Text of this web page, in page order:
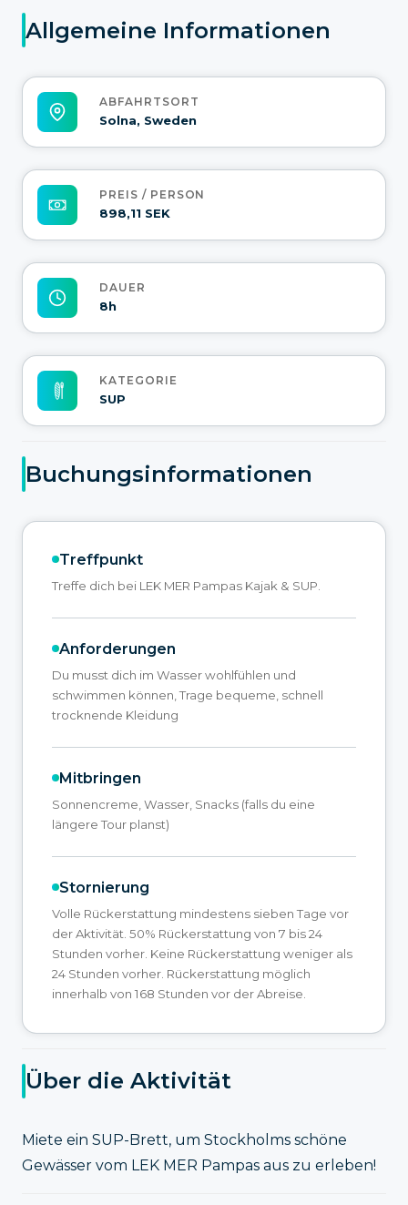
Allgemeine Informationen
ABFAHRTSORT
Solna, Sweden
PREIS / PERSON
898,11 SEK
DAUER
8h
KATEGORIE
SUP
Buchungsinformationen
Treffpunkt
Treffe dich bei LEK MER Pampas Kajak & SUP.
Anforderungen
Du musst dich im Wasser wohlfühlen und
schwimmen können, Trage bequeme, schnell
trocknende Kleidung
Mitbringen
Sonnencreme, Wasser, Snacks (falls du eine
längere Tour planst)
Stornierung
Volle Rückerstattung mindestens sieben Tage vor
der Aktivität. 50% Rückerstattung von 7 bis 24
Stunden vorher. Keine Rückerstattung weniger als
24 Stunden vorher. Rückerstattung möglich
innerhalb von 168 Stunden vor der Abreise.
Über die Aktivität
Miete ein SUP-Brett, um Stockholms schöne
Gewässer vom LEK MER Pampas aus zu erleben!